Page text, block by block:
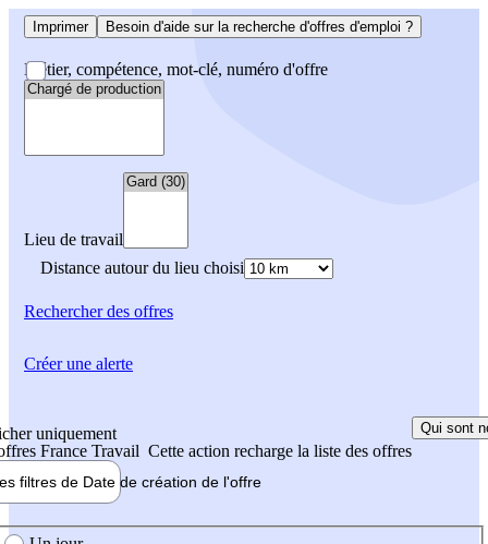
Imprimer Besoin d'aide sur la recherche d'offres d'emploi ?
Métier, compétence, mot-clé, numéro d'offre
Lieu de travail
Distance autour du lieu choisi
Rechercherdes offres
uniquement
France Travail Cette action recharge la liste des offres
Qui sont
filtres de Date de création de l'offre
Créer une alerte